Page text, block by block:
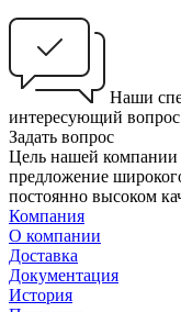
Наши
интересующий вопрос
Задать вопрос
Цель нашей
предложение
постоянно высоком
Компания
О компании
Доставка
Документация
История